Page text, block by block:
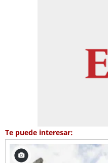
Te puede interesar: